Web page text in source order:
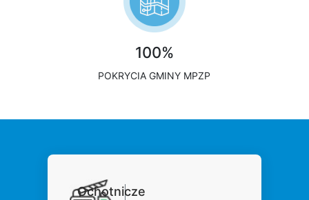
100%
POKRYCIA GMINY MPZP
Ochotnicze